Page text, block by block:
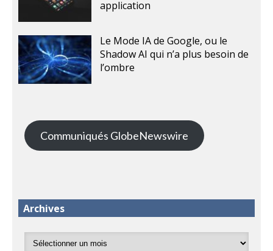
application
Le Mode IA de Google, ou le
Shadow AI qui n’a plus besoin de
l’ombre
Communiqués GlobeNewswire
Archives